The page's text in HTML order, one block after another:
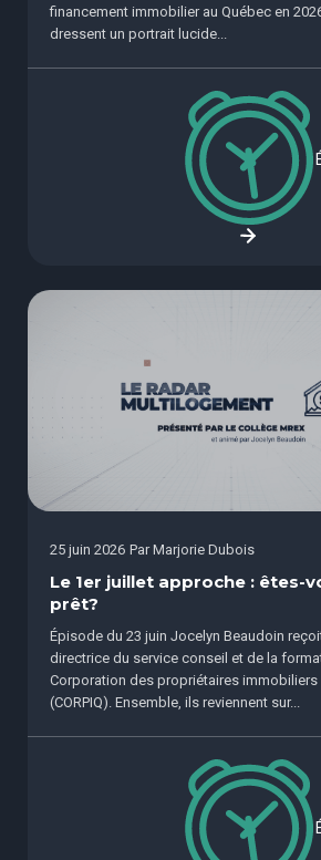
financement immobilier au Québec en
dressent un portrait lucide...
25 juin 2026 Par Marjorie Dubois
Le 1er juillet approche : êtes-
prêt?
Épisode du 23 juin Jocelyn Beaudoin
directrice du service conseil et de la
Corporation des propriétaires immobiliers
(CORPIQ). Ensemble, ils reviennent sur...